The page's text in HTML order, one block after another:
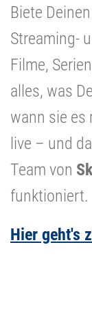
Biete
Streaming-
Filme,
alles, was
wann sie es
live – und
Team von
funktioniert.
Hier geht's